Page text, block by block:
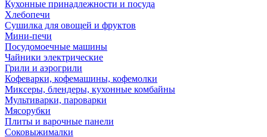
Кухонные принадлежности и посуда
Хлебопечи
Сушилка для овощей и фруктов
Мини-печи
Посудомоечные машины
Чайники электрические
Грили и аэрогрили
Кофеварки, кофемашины, кофемолки
Миксеры, блендеры, кухонные комбайны
Мультиварки, пароварки
Мясорубки
Плиты и варочные панели
Соковыжималки